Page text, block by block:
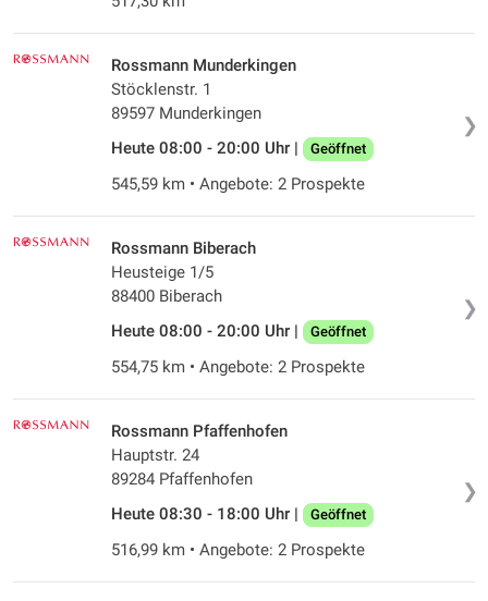
❯
Rossmann Munderkingen
Stöcklenstr. 1
89597 Munderkingen
Heute 08:00 - 20:00 Uhr |
Geöffnet
545,59 km • Angebote: 2 Prospekte
❯
Rossmann Biberach
Heusteige 1/5
88400 Biberach
Heute 08:00 - 20:00 Uhr |
Geöffnet
554,75 km • Angebote: 2 Prospekte
❯
Rossmann Pfaffenhofen
Hauptstr. 24
89284 Pfaffenhofen
Heute 08:30 - 18:00 Uhr |
Geöffnet
516,99 km • Angebote: 2 Prospekte